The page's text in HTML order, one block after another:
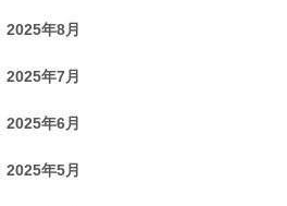
2025年8月
2025年7月
2025年6月
2025年5月